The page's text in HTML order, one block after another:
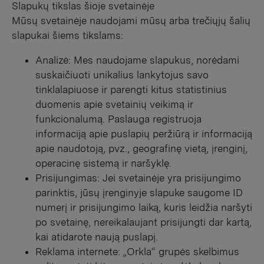
Slapukų tikslas šioje svetainėje
Mūsų svetainėje naudojami mūsų arba trečiųjų šalių
slapukai šiems tikslams:
Analizė: Mes naudojame slapukus, norėdami
suskaičiuoti unikalius lankytojus savo
tinklalapiuose ir parengti kitus statistinius
duomenis apie svetainių veikimą ir
funkcionalumą. Paslauga registruoja
informaciją apie puslapių peržiūrą ir informaciją
apie naudotoją, pvz., geografinę vietą, įrenginį,
operacinę sistemą ir naršyklę.
Prisijungimas: Jei svetainėje yra prisijungimo
parinktis, jūsų įrenginyje slapuke saugome ID
numerį ir prisijungimo laiką, kuris leidžia naršyti
po svetainę, nereikalaujant prisijungti dar kartą,
kai atidarote naują puslapį.
Reklama internete: „Orkla“ grupės skelbimus